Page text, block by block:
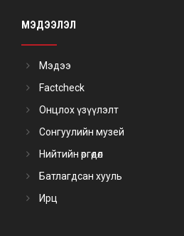
МЭДЭЭЛЭЛ
Мэдээ
Factcheck
Онцлох үзүүлэлт
Сонгуулийн музей
Нийтийн өргөдөл
Батлагдсан хууль
Ирц